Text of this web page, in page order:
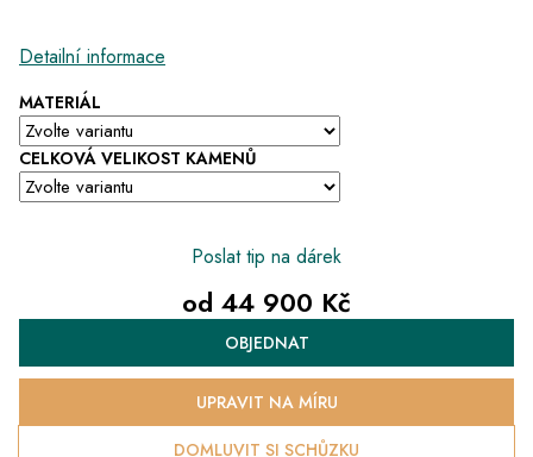
MATERIÁL
CELKOVÁ VELIKOST KAMENŮ
Detailní informace
Poslat tip na dárek
od 44 900 Kč
Měrná
cena:
OBJEDNAT
DOMLUVIT SI SCHŮZKU
UPRAVIT NA MÍRU